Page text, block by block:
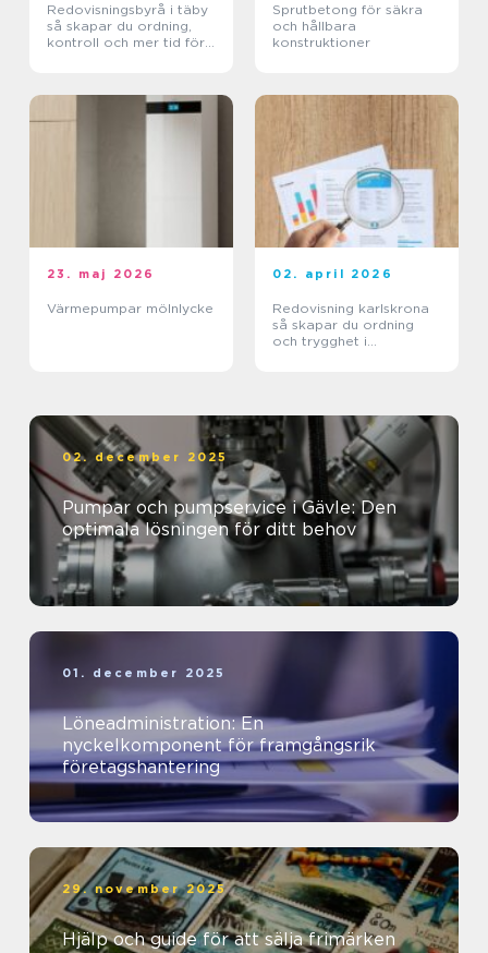
Redovisningsbyrå i täby
så skapar du ordning,
kontroll och mer tid för
Sprutbetong för säkra
och hållbara
konstruktioner
23. maj 2026
Värmepumpar mölnlycke
02. april 2026
Redovisning karlskrona
så skapar du ordning
och trygghet i
02. december 2025
Pumpar och pumpservice i Gävle: Den
optimala lösningen för ditt behov
01. december 2025
Löneadministration: En
nyckelkomponent för framgångsrik
företagshantering
29. november 2025
Hjälp och guide för att sälja frimärken